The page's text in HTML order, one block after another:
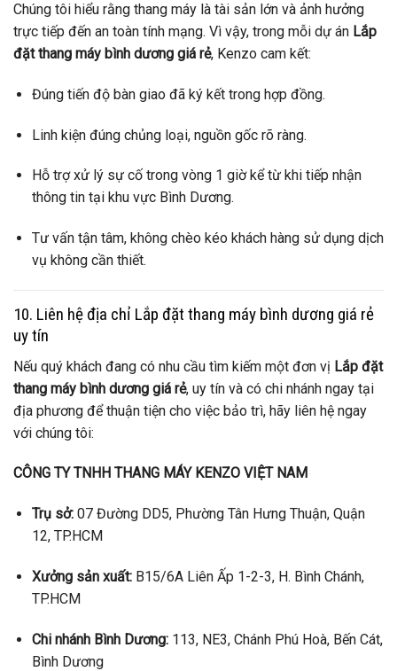
Chúng tôi hiểu rằng thang máy là tài sản lớn và ảnh hưởng
trực tiếp đến an toàn tính mạng. Vì vậy, trong mỗi dự án Lắp
đặt thang máy bình dương giá rẻ, Kenzo cam kết:
Đúng tiến độ bàn giao đã ký kết trong hợp đồng.
Linh kiện đúng chủng loại, nguồn gốc rõ ràng.
Hỗ trợ xử lý sự cố trong vòng 1 giờ kể từ khi tiếp nhận
thông tin tại khu vực Bình Dương.
Tư vấn tận tâm, không chèo kéo khách hàng sử dụng dịch
vụ không cần thiết.
10. Liên hệ địa chỉ Lắp đặt thang máy bình dương giá rẻ
uy tín
Nếu quý khách đang có nhu cầu tìm kiếm một đơn vị Lắp đặt
thang máy bình dương giá rẻ, uy tín và có chi nhánh ngay tại
địa phương để thuận tiện cho việc bảo trì, hãy liên hệ ngay
với chúng tôi:
CÔNG TY TNHH THANG MÁY KENZO VIỆT NAM
Trụ sở:07 Đường DD5, Phường Tân Hưng Thuận, Quận
12, TP.HCM
Xưởng sản xuất:B15/6A Liên Ấp 1-2-3, H. Bình Chánh,
TP.HCM
Chi nhánh Bình Dương:113, NE3, Chánh Phú Hoà, Bến Cát,
Bình Dương